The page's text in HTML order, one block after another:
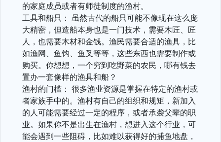
的家庭成员或者有师徒制度的渔村。
工具和船只： 虽然古代的船只可能不像现在这么庞
大精密，但造船本身也是一门技术，需要木匠、匠
人，也需要木材和金钱。渔民需要合适的渔具，比
如渔网、鱼钩、鱼叉等等，这些东西也需要制作或
购买。你想想，一个穷到吃野菜的农民，哪有钱去
置办一套像样的渔具和船？
渔村的门槛： 很多渔业资源是掌握在特定的渔村或
者家族手中的。渔村有自己的组织和规矩，新加入
的人可能需要经过一定的程序，或者承袭父辈的职
业。如果你不是出生在渔村，想进入这个行业，可
能会遇到一些阻碍，比如难以获得好的捕鱼地盘，